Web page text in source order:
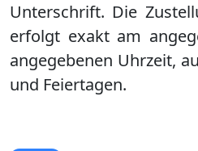
Unterschrift. Die
erfolgt exakt am
angegebenen Uhrzeit,
und Feiertagen.